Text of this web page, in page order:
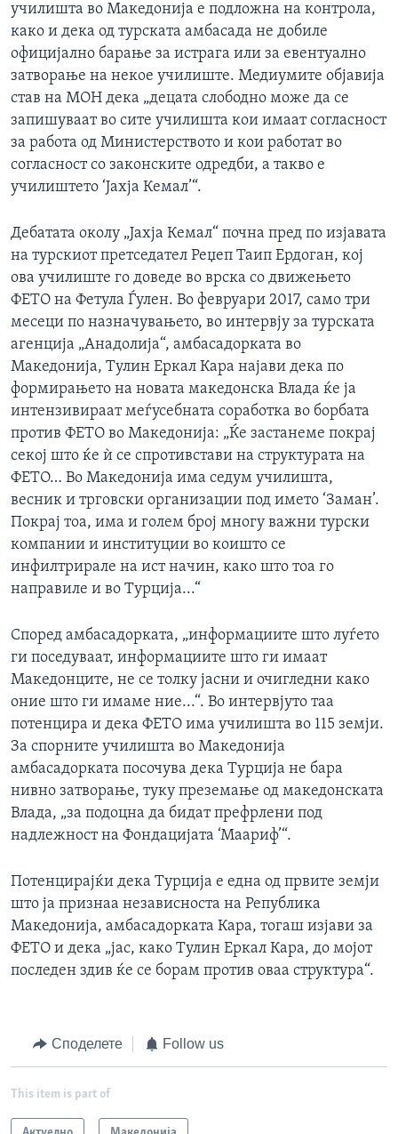
училишта во Македонија е подложна на контрола,
како и дека од турската амбасада не добиле
официјално барање за истрага или за евентуално
затворање на некое училиште. Медиумите објавија
став на МОН дека „децата слободно може да се
запишуваат во сите училишта кои имаат согласност
за работа од Министерството и кои работат во
согласност со законските одредби, а такво е
училиштето ‘Јахја Кемал’“.
Дебатата околу „Јахја Кемал“ почна пред по изјавата
на турскиот претседател Реџеп Таип Ердоган, кој
ова училиште го доведе во врска со движењето
ФЕТО на Фетула Ѓулен. Во февруари 2017, само три
месеци по назначувањето, во интервју за турската
агенција „Анадолија“, амбасадорката во
Македонија, Тулин Еркал Кара најави дека по
формирањето на новата македонска Влада ќе ја
интензивираат меѓусебната соработка во борбата
против ФЕТО во Македонија: „Ќе застанеме покрај
секој што ќе ѝ се спротивстави на структурата на
ФЕТО… Во Македонија има седум училишта,
весник и трговски организации под името ‘Заман’.
Покрај тоа, има и голем број многу важни турски
компании и институции во коишто се
инфилтрирале на ист начин, како што тоа го
направиле и во Турција...“
Според амбасадорката, „информациите што луѓето
ги поседуваат, информациите што ги имаат
Македонците, не се толку јасни и очигледни како
оние што ги имаме ние...“. Во интервјуто таа
потенцира и дека ФЕТО има училишта во 115 земји.
За спорните училишта во Македонија
амбасадорката посочува дека Турција не бара
нивно затворање, туку преземање од македонската
Влада, „за подоцна да бидат префрлени под
надлежност на Фондацијата ‘Маариф’“.
Потенцирајќи дека Турција е една од првите земји
што ја признаа независноста на Република
Македонија, амбасадорката Кара, тогаш изјави за
ФЕТО и дека „јас, како Тулин Еркал Кара, до мојот
последен здив ќе се борам против оваа структура“.
Споделете Follow us
This item is part of